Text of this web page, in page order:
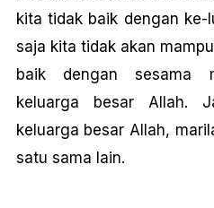
kita tidak baik dengan
saja kita tidak akan
baik dengan sesama
keluarga besar Allah.
keluarga besar Allah,
satu sama lain.